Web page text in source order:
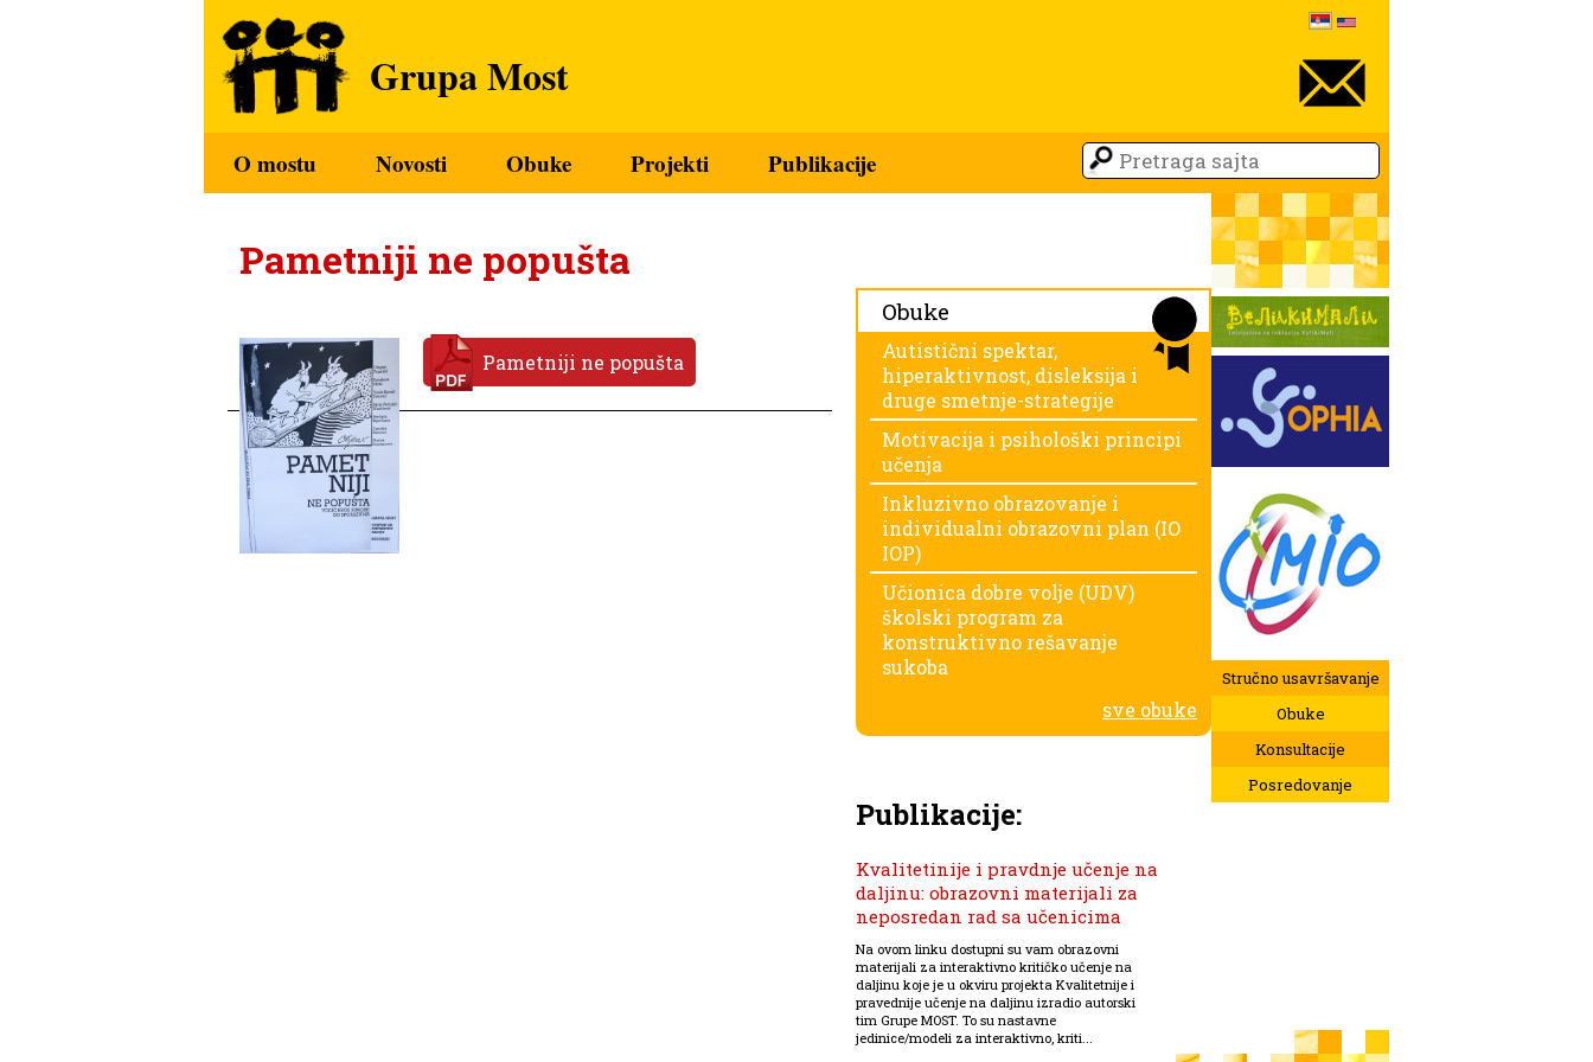
Grupa Most
O mostu Novosti Obuke Projekti Publikacije
Pametniji ne popušta
Pametniji ne popušta
Obuke
Autistični spektar,
hiperaktivnost, disleksija i
druge smetnje-strategije
Motivacija i psihološki principi
učenja
Inkluzivno obrazovanje i
individualni obrazovni plan (IO
IOP)
Učionica dobre volje (UDV)
školski program za
konstruktivno rešavanje
sukoba
sve obuke
Publikacije:
Kvalitetinije i pravdnje učenje na
daljinu: obrazovni materijali za
neposredan rad sa učenicima
Na ovom linku dostupni su vam obrazovni
materijali za interaktivno kritičko učenje na
daljinu koje je u okviru projekta Kvalitetnije i
pravednije učenje na daljinu izradio autorski
tim Grupe MOST. To su nastavne
jedinice/modeli za interaktivno, kriti...
Stručno usavršavanje
Obuke
Konsultacije
Posredovanje